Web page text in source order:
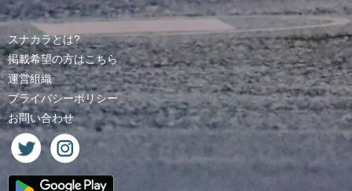
スナカラとは?
掲載希望の方はこちら
運営組織
プライバシーポリシー
お問い合わせ